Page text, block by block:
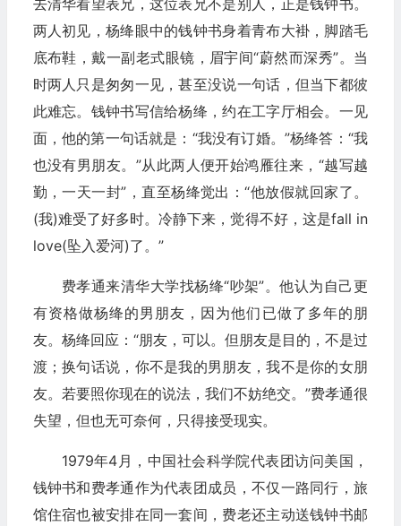
去清华看望表兄，这位表兄不是别人，正是钱钟书。
两人初见，杨绛眼中的钱钟书身着青布大褂，脚踏毛
底布鞋，戴一副老式眼镜，眉宇间“蔚然而深秀”。当
时两人只是匆匆一见，甚至没说一句话，但当下都彼
此难忘。钱钟书写信给杨绛，约在工字厅相会。一见
面，他的第一句话就是：“我没有订婚。”杨绛答：“我
也没有男朋友。”从此两人便开始鸿雁往来，“越写越
勤，一天一封”，直至杨绛觉出：“他放假就回家了。
(我)难受了好多时。冷静下来，觉得不好，这是fall in
love(坠入爱河)了。”
费孝通来清华大学找杨绛“吵架”。他认为自己更
有资格做杨绛的男朋友，因为他们已做了多年的朋
友。杨绛回应：“朋友，可以。但朋友是目的，不是过
渡；换句话说，你不是我的男朋友，我不是你的女朋
友。若要照你现在的说法，我们不妨绝交。”费孝通很
失望，但也无可奈何，只得接受现实。
1979年4月，中国社会科学院代表团访问美国，
钱钟书和费孝通作为代表团成员，不仅一路同行，旅
馆住宿也被安排在同一套间，费老还主动送钱钟书邮